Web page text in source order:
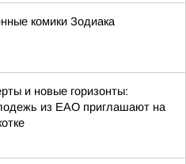
комики Зодиака
и новые горизонты:
из ЕАО приглашают на